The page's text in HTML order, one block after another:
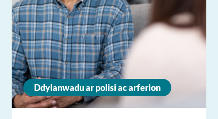
Ddylanwadu ar polisi ac arferion